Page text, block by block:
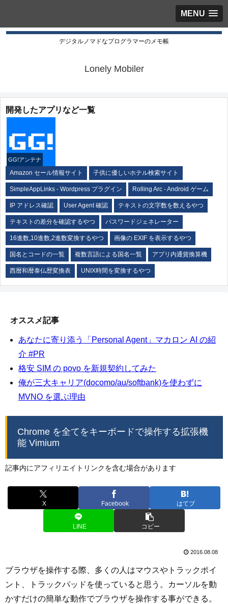
MENU
デジタルノマドなプログラマーのメモ帳
Lonely Mobiler
開発したアプリなど一覧
GG!アンテナ
Amazon セール情報サイト 子供に優しいホテル検索サイト
SimpleAppLinks - Wordpress プラグイン Rolling Arc - Android ゲーム
IP アドレス確認 User Agent 確認 テキストの文字数を数えるやつ
テキストの差分を確認するやつ パスワードジェネレーター
16進数,10進数,2進数変換するやつ 画像の EXIF を表示するやつ
国名とコードの一覧 複数言語による国名一覧 アプリ内通貨換算機
西暦和暦泰仏歴変換表 UNIX時間を変換するやつ
オススメ記事
あなたに寄り添う「Personal Agent」マカロン AI の紹
介 #PR
格安 SIM の povo を新規契約してみた
俺が三大キャリア(docomo/au/softbank)を使わずに
MVNO を選ぶ理由
Chrome を全てをキーボードで操作する拡張機
能 Vimium
記事内にアフィリエイトリンクを含む場合があります
X Facebook はてブ
LINE コピー
2016.08.08
ブラウザを操作する際、多くの人はマウスやトラックポイ
ント、トラックパッドを使っていると思う。カーソルを動
かすだけの簡単な動作でブラウザを操作する事ができる。